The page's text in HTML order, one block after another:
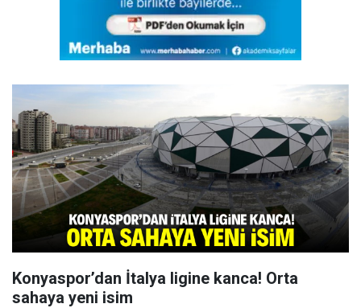
Konyaspor’dan İtalya ligine kanca! Orta
sahaya yeni isim